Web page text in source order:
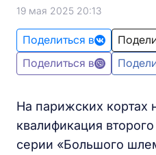
19 мая 2025 20:13
Поделиться в
Поделиться в
На парижских кортах
квалификация
серии «Большого